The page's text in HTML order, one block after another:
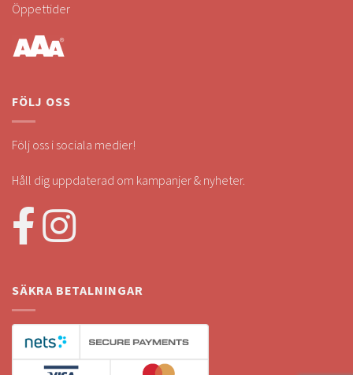
Öppettider
FÖLJ OSS
Följ oss i sociala medier!
Håll dig uppdaterad om kampanjer & nyheter.
SÄKRA BETALNINGAR